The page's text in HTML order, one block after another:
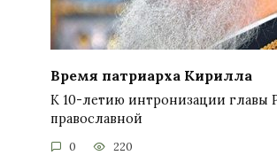
Время патриарха Кирилла
К 10-летию интронизации главы
православной
0 220